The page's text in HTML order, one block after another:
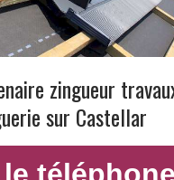
zingueur
sur Castellar